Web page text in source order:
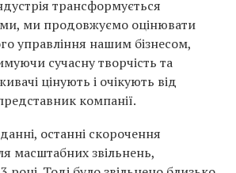
трансформується
ми продовжуємо оцінювати
управління нашим бізнесом,
сучасну творчість та
цінують і очікують від
компанії.
останні скорочення
масштабних звільнень,